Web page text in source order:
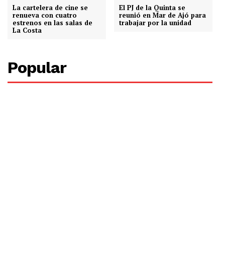
La cartelera de cine se
renueva con cuatro
estrenos en las salas de
La Costa
El PJ de la Quinta se
reunió en Mar de Ajó para
trabajar por la unidad
Popular